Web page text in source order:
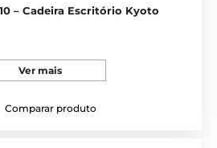
– Cadeira Escritório Kyoto
Ver mais
Comparar produto